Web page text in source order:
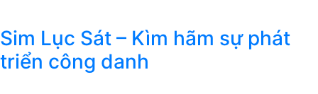
Sim Lục Sát – Kìm hãm sự phát
triển công danh